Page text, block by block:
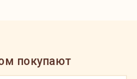
покупают